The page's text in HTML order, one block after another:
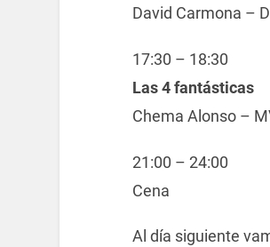
David Carmona –
17:30 – 18:30
Las 4 fantásticas
Chema Alonso –
21:00 – 24:00
Cena
Al día siguiente